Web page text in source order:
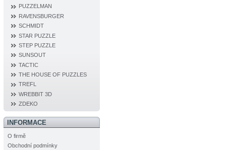
PUZZELMAN
RAVENSBURGER
SCHMIDT
STAR PUZZLE
STEP PUZZLE
SUNSOUT
TACTIC
THE HOUSE OF PUZZLES
TREFL
WREBBIT 3D
ZDEKO
INFORMACE
O firmě
Obchodní podmínky